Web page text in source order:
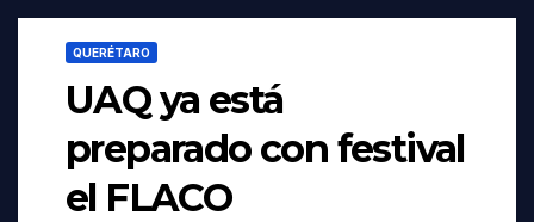
QUERÉTARO
UAQ ya está
preparado con festival
el FLACO